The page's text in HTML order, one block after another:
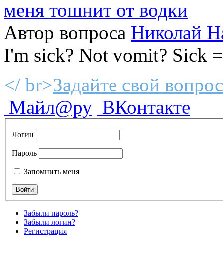
меня тошнит от водки
Автор вопроса Николай
I'm sick? Not vomit? Sick
</ br>Задайте свой вопрос
Майл@ру ВКонтакте
Логин
Пароль
Запомнить меня
Забыли пароль?
Забыли логин?
Регистрация